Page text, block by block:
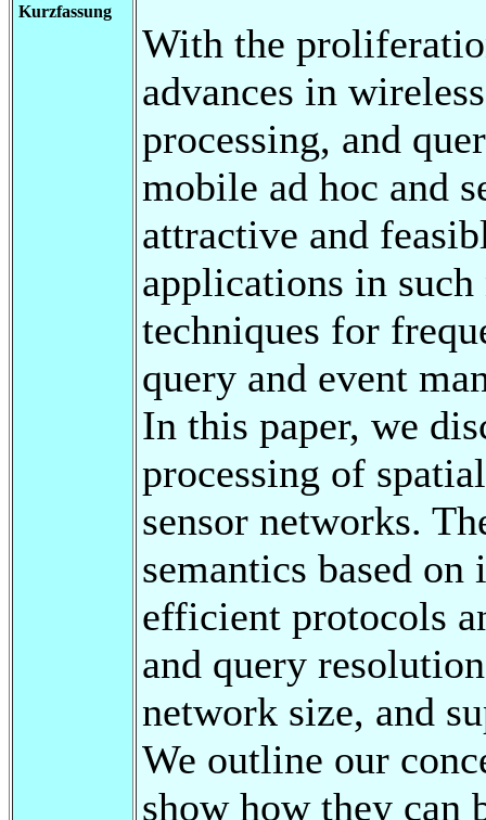
Kurzfassung
With the
advances in
processing, and
mobile ad hoc and
attractive and
applications in
techniques for
query and event
In this paper, we
processing of
sensor networks.
semantics based
efficient protocols
and query
network size, and
We outline our
show how they can